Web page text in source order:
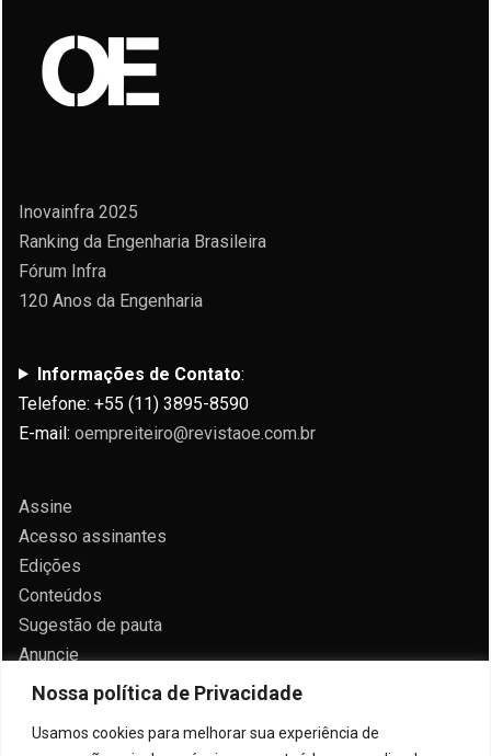
Nossa política de Privacidade
Usamos cookies para melhorar sua experiência de
Inovainfra 2025
Ranking da Engenharia Brasileira
Fórum Infra
120 Anos da Engenharia
Informações de Contato:
Telefone: +55 (11) 3895-8590
E-mail: oempreiteiro@revistaoe.com.br
Assine
Acesso assinantes
Edições
Conteúdos
Sugestão de pauta
Anuncie
Contato